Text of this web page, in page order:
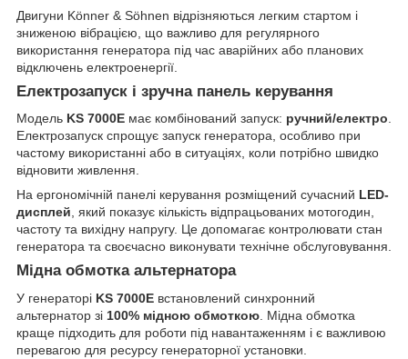
Двигуни Könner & Söhnen відрізняються легким стартом і
зниженою вібрацією, що важливо для регулярного
використання генератора під час аварійних або планових
відключень електроенергії.
Електрозапуск і зручна панель керування
Модель KS 7000E має комбінований запуск: ручний/електро.
Електрозапуск спрощує запуск генератора, особливо при
частому використанні або в ситуаціях, коли потрібно швидко
відновити живлення.
На ергономічній панелі керування розміщений сучасний LED-
дисплей, який показує кількість відпрацьованих мотогодин,
частоту та вихідну напругу. Це допомагає контролювати стан
генератора та своєчасно виконувати технічне обслуговування.
Мідна обмотка альтернатора
У генераторі KS 7000E встановлений синхронний
альтернатор зі 100% мідною обмоткою. Мідна обмотка
краще підходить для роботи під навантаженням і є важливою
перевагою для ресурсу генераторної установки.